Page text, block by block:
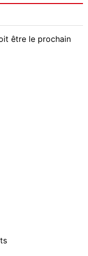
être le prochain